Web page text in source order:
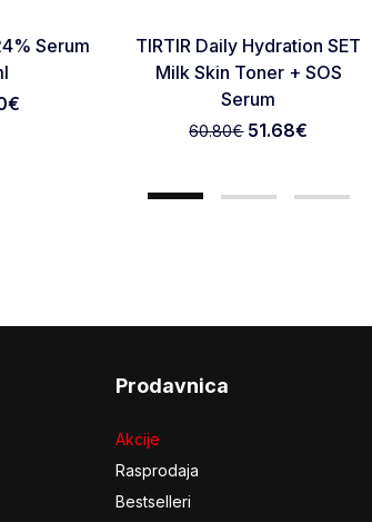
Otkaži pregled Pošaljite
Favorite
Serum
€
TIRTIR Daily Hydration SET
Milk Skin Toner + SOS
Serum
60.80€ 51.68€
Prodavnica
Akcije
Rasprodaja
Bestselleri